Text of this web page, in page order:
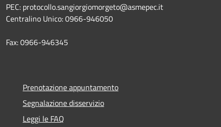
PEC: protocollo.sangiorgiomorgeto@asmepec.it
Centralino Unico: 0966-946050
Fax: 0966-946345
Prenotazione appuntamento
Segnalazione disservizio
Leggi le FAQ